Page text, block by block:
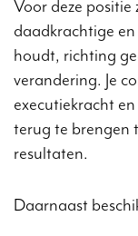
Voor deze positie
daadkrachtige
houdt, richting
verandering. Je
executiekracht
terug te brengen
resultaten.
Daarnaast